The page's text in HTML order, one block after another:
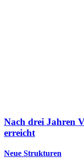
Nach drei Jahren
erreicht
Neue Strukturen